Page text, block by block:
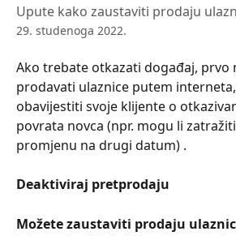
Upute kako zaustaviti prodaju
29. studenoga 2022.
Ako trebate otkazati događaj, prvo
prodavati ulaznice putem
obavijestiti svoje klijente o
povrata novca (npr. mogu li
promjenu na drugi datum) .
Deaktiviraj pretprodaju
Možete zaustaviti prodaju